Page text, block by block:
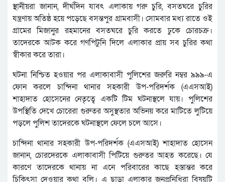
স্থানীয়রা জানান, দীর্ঘদিন যাবৎ এলাকায় গরু চুরি, বসতঘরে চুরির
যন্ত্রণায় অতিষ্ঠ হয়ে পড়েছে বসন্তপুর গ্রামবাসী। সোমবার মধ্য রাতে ওই
গ্রামের মিজানুর রহমানের বসতঘরে চুরি করতে ঢুকে চোরচক্র।
তাদেরকে আটক করে গণপিটুনি দিলে এলাকার প্রায় সব চুরির কথা
স্বীকার করে তারা।
ঘটনা নিশ্চিত হওয়ার পর এলাকাবাসী পুলিশের জরুরি নম্বর ৯৯৯-এ
ফোন করলে চান্দিনা থানার সহকারী উপ-পরিদর্শক (এএসআই)
শাহাদাত হোসেনের নেতৃত্বে একটি টিম ঘটনাস্থলে যায়। পুলিশের
উপস্থিতি দেখে চোরেরা গুরুতর অসুস্থতার অভিনয় করে মাটিতে লুটিয়ে
পড়লে পুলিশ তাদেরকে ঘটনাস্থলে ফেলে চলে আসে।
চান্দিনা থানার সহকারী উপ-পরিদর্শক (এএসআই) শাহাদাত হোসেন
জানান, চোরদেরকে এলাকাবাসী পিটিয়ে গুরুতর আহত করেছে। যে
কারণে তাদেরকে থানায় না এনে পরিবারের কাছে হস্তান্তর করে
চিকিৎসা দেওয়ার কথা বলি। এ ছাড়া এলাকার জনপ্রনিধিরা বিষয়টি